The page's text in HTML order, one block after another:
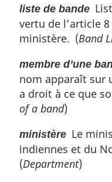
liste de bande
vertu de l’article
ministère. (Band
membre d’une
nom apparaît sur
a droit à ce que
of a band)
ministère Le
indiennes et du
(Department)